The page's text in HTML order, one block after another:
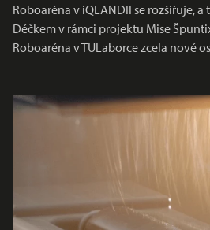
Roboaréna v iQLANDII se rozšiřuje, a
Déčkem v rámci projektu Mise
Roboaréna v TULaborce zcela nové